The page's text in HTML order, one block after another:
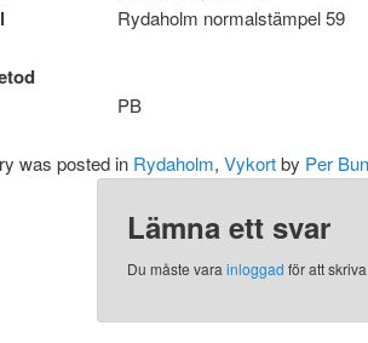
Rydaholm normalstämpel 59
PB
was posted in Rydaholm, Vykortby Per
Lämna ett svar
Du måste varainloggad för att